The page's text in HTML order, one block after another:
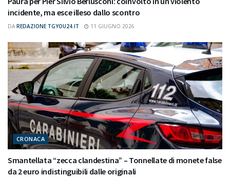
incidente, ma esce illeso dallo scontro
DA REDAZIONE TGYOU24.IT 11 GIUGNO 2026
CRONACA
Smantellata “zecca clandestina” – Tonnellate di monete false
da 2 euro indistinguibili dalle originali